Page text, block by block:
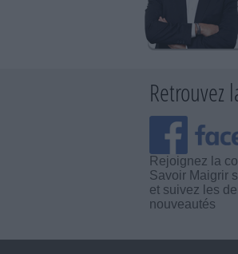
Retrouvez
Rejoignez la
Savoir Maigrir
et suivez les
nouveautés